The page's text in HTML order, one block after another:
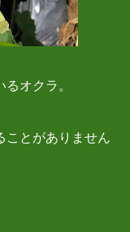
オクラ。
ことがありません